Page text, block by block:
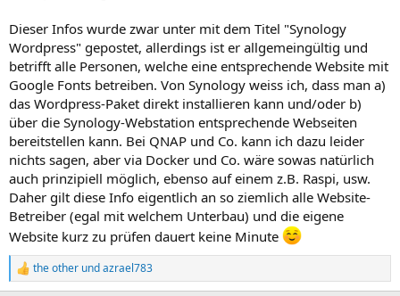
Dieser Infos wurde zwar unter mit dem Titel "Synology
Wordpress" gepostet, allerdings ist er allgemeingültig und
betrifft alle Personen, welche eine entsprechende Website mit
Google Fonts betreiben. Von Synology weiss ich, dass man a)
das Wordpress-Paket direkt installieren kann und/oder b)
über die Synology-Webstation entsprechende Webseiten
bereitstellen kann. Bei QNAP und Co. kann ich dazu leider
nichts sagen, aber via Docker und Co. wäre sowas natürlich
auch prinzipiell möglich, ebenso auf einem z.B. Raspi, usw.
Daher gilt diese Info eigentlich an so ziemlich alle Website-
Betreiber (egal mit welchem Unterbau) und die eigene
Website kurz zu prüfen dauert keine Minute
R
e
the other undazrael783